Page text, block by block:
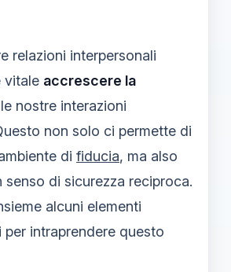
relazioni interpersonali
vitale accrescere la
nostre interazioni
non solo ci permette di
di fiducia, ma also
senso di sicurezza reciproca.
alcuni elementi
intraprendere questo